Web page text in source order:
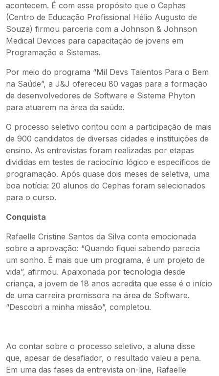
acontecem. É com esse propósito que o Cephas
(Centro de Educação Profissional Hélio Augusto de
Souza) firmou parceria com a Johnson & Johnson
Medical Devices para capacitação de jovens em
Programação e Sistemas.
Por meio do programa “Mil Devs Talentos Para o Bem
na Saúde”, a J&J ofereceu 80 vagas para a formação
de desenvolvedores de Software e Sistema Phyton
para atuarem na área da saúde.
O processo seletivo contou com a participação de mais
de 900 candidatos de diversas cidades e instituições de
ensino. As entrevistas foram realizadas por etapas
divididas em testes de raciocínio lógico e específicos de
programação. Após quase dois meses de seletiva, uma
boa notícia: 20 alunos do Cephas foram selecionados
para o curso.
Conquista
Rafaelle Cristine Santos da Silva conta emocionada
sobre a aprovação: “Quando fiquei sabendo parecia
um sonho. É mais que um programa, é um projeto de
vida”, afirmou. Apaixonada por tecnologia desde
criança, a jovem de 18 anos acredita que esse é o início
de uma carreira promissora na área de Software.
“Descobri a minha missão”, completou.
Ao contar sobre o processo seletivo, a aluna disse
que, apesar de desafiador, o resultado valeu a pena.
Em uma das fases da entrevista on-line, Rafaelle